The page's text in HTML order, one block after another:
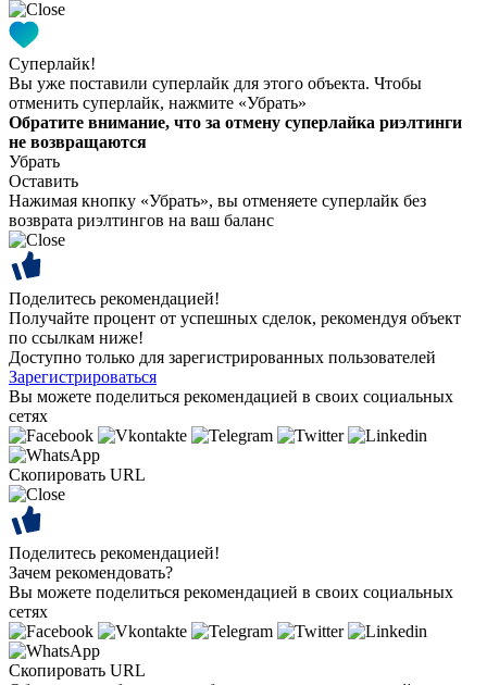
Суперлайк!
Вы уже поставили суперлайк для этого объекта. Чтобы
отменить суперлайк, нажмите «Убрать»
Обратите внимание, что за отмену суперлайка риэлтинги
не возвращаются
Убрать
Оставить
Нажимая кнопку «Убрать», вы отменяете суперлайк без
возврата риэлтингов на ваш баланс
Поделитесь рекомендацией!
Получайте процент от успешных сделок, рекомендуя объект
по ссылкам ниже!
Доступно только для зарегистрированных пользователей
Зарегистрироваться
Вы можете поделиться рекомендацией в своих социальных
сетях
Скопировать URL
Поделитесь рекомендацией!
Зачем рекомендовать?
Вы можете поделиться рекомендацией в своих социальных
сетях
Скопировать URL